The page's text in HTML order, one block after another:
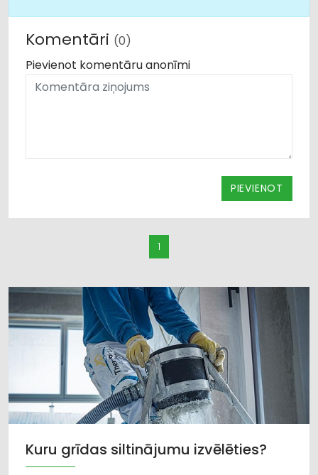
Komentāri (0)
Pievienot komentāru anonīmi
PIEVIENOT
1
Kuru grīdas siltinājumu izvēlēties?